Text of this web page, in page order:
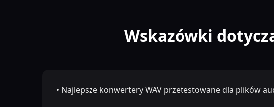
Wskazówki
• Najlepsze konwertery WAV przetestowane dla plików